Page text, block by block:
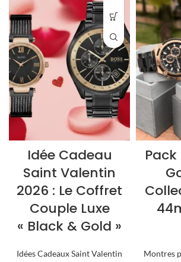
Cadran:
Verre : Minéral
Bracelet: Largeur : 22 mm
Etanchéité: 50 m (5 ATM)
Type de boucle: Ardillon simple
Détails techniques:
Dateur
Chronomètre
Bracelet:
Type de
Détails
Idée Cadeau
Saint Valentin
2026 : Le Coffret
Couple Luxe
« Black & Gold »
Idées Cadeaux Saint Valentin
Montres